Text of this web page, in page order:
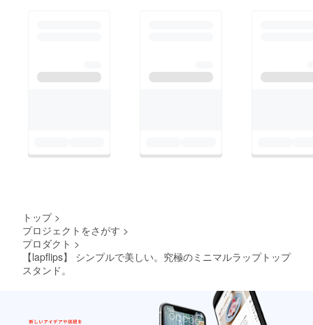
トップ >
プロジェクトをさがす >
プロダクト >
【lapflips】 シンプルで美しい。究極のミニマルラップトップ
スタンド。